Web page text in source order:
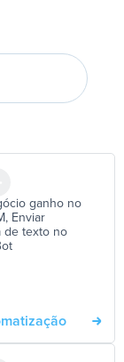
ganho no
Enviar
de texto no